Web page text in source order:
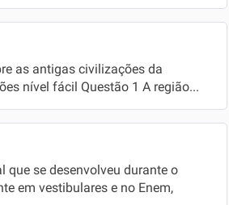
as antigas civilizações da
nível fácil Questão 1 A região...
se desenvolveu durante o
em vestibulares e no Enem,